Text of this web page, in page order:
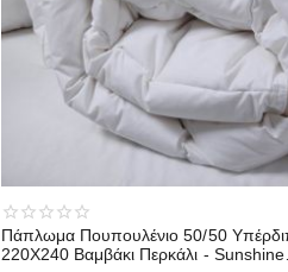
Πάπλωμα Πουπουλένιο 50/50
220X240 Βαμβάκι Περκάλι - Sunshine